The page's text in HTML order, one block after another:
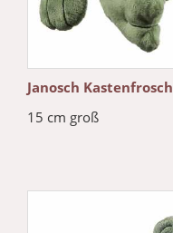
Janosch Kastenfrosch
15 cm groß